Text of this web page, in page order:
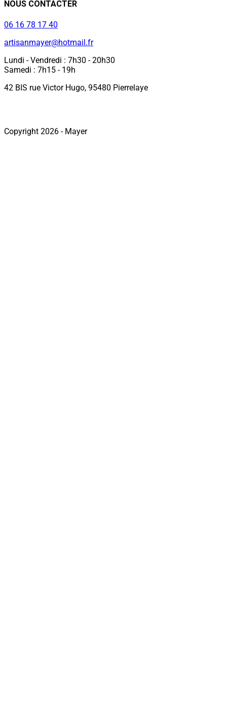
NOUS CONTACTER
06 16 78 17 40
artisanmayer@hotmail.fr
Lundi - Vendredi : 7h30 - 20h30
Samedi : 7h15 - 19h
42 BIS rue Victor Hugo, 95480 Pierrelaye
Copyright 2026 - Mayer